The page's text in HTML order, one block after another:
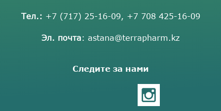
Тел.: +7 (717) 25-16-09, +7 708 425-16-09
Эл. почта: astana@terrapharm.kz
Следите за нами